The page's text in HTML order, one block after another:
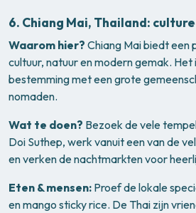
6. Chiang Mai, Thailand:
Waarom hier? Chiang Mai biedt een
cultuur, natuur en modern gemak.
bestemming met een grote
nomaden.
Wat te doen? Bezoek de vele
Doi Suthep, werk vanuit een van de
en verken de nachtmarkten voor
Eten & mensen: Proef de lokale
en mango sticky rice. De Thai zijn